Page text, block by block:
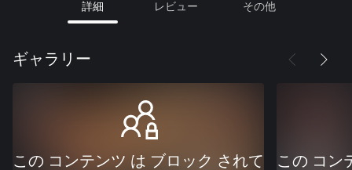
詳細 レビュー その他
ギャラリー
この コンテンツ は ブロック されて
この コン